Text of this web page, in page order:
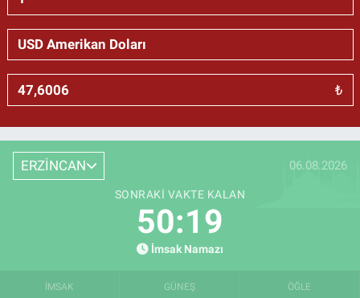
₺
ERZİNCAN 06.08.2026
SONRAKI VAKTE KALAN
50:18
İmsak Namazı
İMSAK GÜNEŞ ÖĞLE